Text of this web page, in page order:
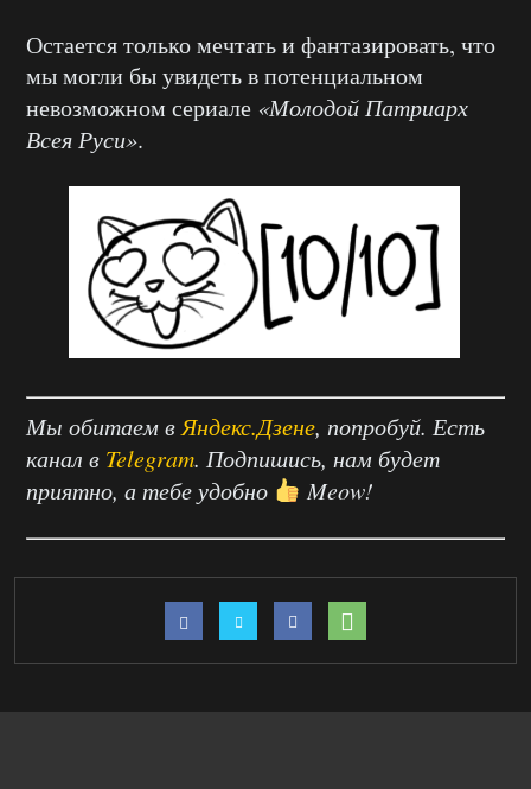
Остается только мечтать и фантазировать, что
мы могли бы увидеть в потенциальном
невозможном сериале «Молодой Патриарх
Всея Руси».
Мы обитаем в Яндекс.Дзене, попробуй. Есть
канал в Telegram. Подпишись, нам будет
приятно, а тебе удобно
Meow!